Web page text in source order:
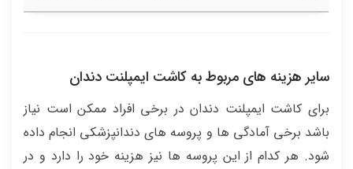
سایر هزینه های مربوط به کاشت ایمپلنت دندان
برای کاشت ایمپلنت دندان در برخی افراد ممکن است نیاز
باشد برخی آمادگی ها و پروسه های دندانپزشکی انجام داده
شود. هر کدام از این پروسه ها نیز هزینه خود را دارد و در